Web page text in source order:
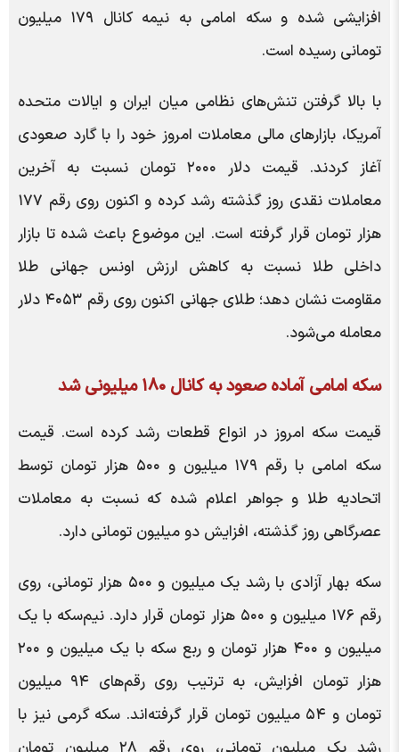
افزایشی شده و سکه امامی به نیمه کانال ۱۷۹ میلیون
تومانی رسیده است.
با بالا گرفتن تنش‌های نظامی میان ایران و ایالات متحده
آمریکا، بازارهای مالی معاملات امروز خود را با گارد صعودی
آغاز کردند. قیمت دلار ۲۰۰۰ تومان نسبت به آخرین
معاملات نقدی روز گذشته رشد کرده و اکنون روی رقم ۱۷۷
هزار تومان قرار گرفته است. این موضوع باعث شده تا بازار
داخلی طلا نسبت به کاهش ارزش اونس جهانی طلا
مقاومت نشان دهد؛ طلای جهانی اکنون روی رقم ۴۰۵۳ دلار
معامله می‌شود.
سکه امامی آماده صعود به کانال ۱۸۰ میلیونی شد
قیمت سکه امروز در انواع قطعات رشد کرده است. قیمت
سکه امامی با رقم ۱۷۹ میلیون و ۵۰۰ هزار تومان توسط
اتحادیه طلا و جواهر اعلام شده که نسبت به معاملات
عصرگاهی روز گذشته، افزایش دو میلیون تومانی دارد.
سکه بهار آزادی با رشد یک میلیون و ۵۰۰ هزار تومانی، روی
رقم ۱۷۶ میلیون و ۵۰۰ هزار تومان قرار دارد. نیم‌سکه با یک
میلیون و ۴۰۰ هزار تومان و ربع سکه با یک میلیون و ۲۰۰
هزار تومان افزایش، به ترتیب روی رقم‌های ۹۴ میلیون
تومان و ۵۴ میلیون تومان قرار گرفته‌اند. سکه گرمی نیز با